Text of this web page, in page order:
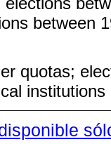
between
quotas;
institutions